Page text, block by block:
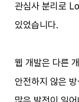
관심사 분리로
있었습니다.
웹 개발은 다른
안전하지 않은